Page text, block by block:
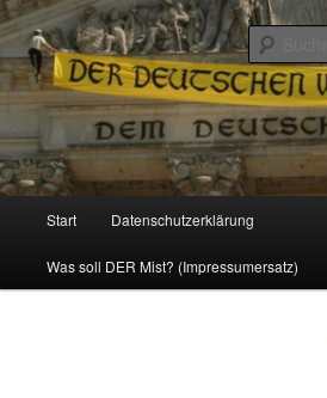
Reizzentrum
Politik, Wirtschaft, Soziales und Gesellschaft
Zum
Inhalt
Start Datenschutzerklärung
Was soll DER Mist? (Impressumersatz)